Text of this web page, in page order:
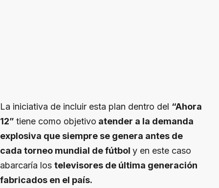
La iniciativa de incluir esta plan dentro del “Ahora
12” tiene como objetivo atender a la demanda
explosiva que siempre se genera antes de
cada torneo mundial de fútbol y en este caso
abarcaría los televisores de última generación
fabricados en el país.